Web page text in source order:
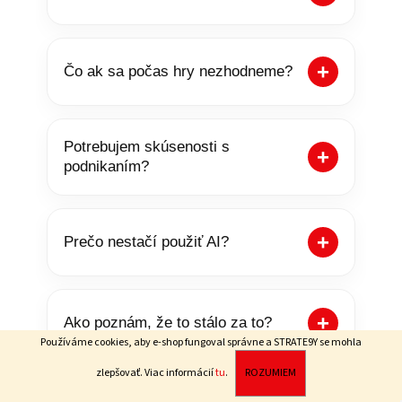
Používáme cookies, aby e-shop fungoval správne a STRATE9Y se mohla
zlepšovať.Viac informáciítu. ROZUMIEM
Čo ak sa počas hry nezhodneme?
Potrebujem skúsenosti s
podnikaním?
Prečo nestačí použiť AI?
Ako poznám, že to stálo za to?